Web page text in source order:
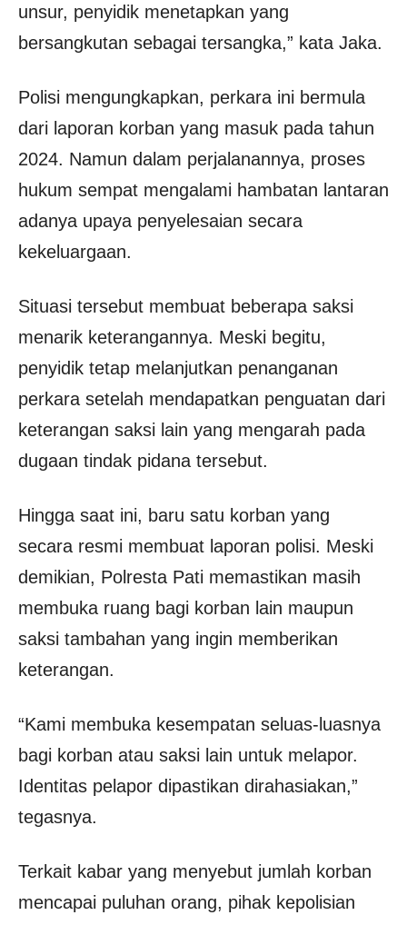
unsur, penyidik menetapkan yang
bersangkutan sebagai tersangka,” kata Jaka.
Polisi mengungkapkan, perkara ini bermula
dari laporan korban yang masuk pada tahun
2024. Namun dalam perjalanannya, proses
hukum sempat mengalami hambatan lantaran
adanya upaya penyelesaian secara
kekeluargaan.
Situasi tersebut membuat beberapa saksi
menarik keterangannya. Meski begitu,
penyidik tetap melanjutkan penanganan
perkara setelah mendapatkan penguatan dari
keterangan saksi lain yang mengarah pada
dugaan tindak pidana tersebut.
Hingga saat ini, baru satu korban yang
secara resmi membuat laporan polisi. Meski
demikian, Polresta Pati memastikan masih
membuka ruang bagi korban lain maupun
saksi tambahan yang ingin memberikan
keterangan.
“Kami membuka kesempatan seluas-luasnya
bagi korban atau saksi lain untuk melapor.
Identitas pelapor dipastikan dirahasiakan,”
tegasnya.
Terkait kabar yang menyebut jumlah korban
mencapai puluhan orang, pihak kepolisian